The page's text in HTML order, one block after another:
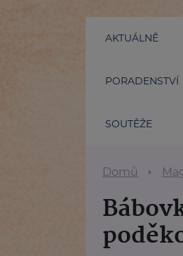
AKTUÁLNĚ
PORADENSTVÍ
SOUTĚŽE
Domů